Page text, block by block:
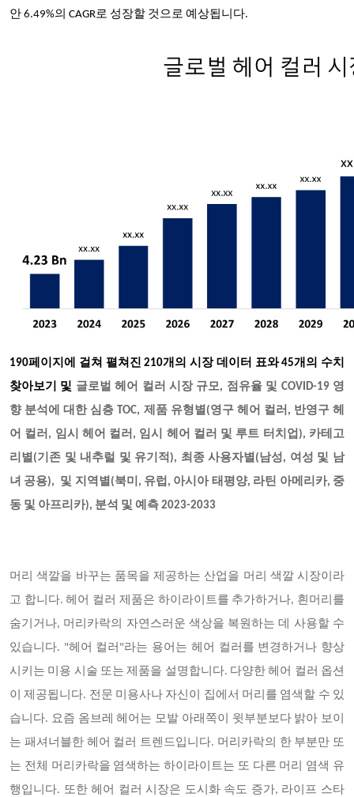
안 6.49%의 CAGR로 성장할 것으로 예상됩니다.
190페이지에 걸쳐 펼쳐진 210개의 시장 데이터 표와 45개의 수치
찾아보기 및 글로벌 헤어 컬러 시장 규모, 점유율 및 COVID-19 영
향 분석에 대한 심층 TOC, 제품 유형별(영구 헤어 컬러, 반영구 헤
어 컬러, 임시 헤어 컬러, 임시 헤어 컬러 및 루트 터치업), 카테고
리별(기존 및 내추럴 및 유기적), 최종 사용자별(남성, 여성 및 남
녀 공용), 및 지역별(북미, 유럽, 아시아 태평양, 라틴 아메리카, 중
동 및 아프리카), 분석 및 예측 2023-2033
머리 색깔을 바꾸는 품목을 제공하는 산업을 머리 색깔 시장이라
고 합니다. 헤어 컬러 제품은 하이라이트를 추가하거나, 흰머리를
숨기거나, 머리카락의 자연스러운 색상을 복원하는 데 사용할 수
있습니다. "헤어 컬러"라는 용어는 헤어 컬러를 변경하거나 향상
시키는 미용 시술 또는 제품을 설명합니다. 다양한 헤어 컬러 옵션
이 제공됩니다. 전문 미용사나 자신이 집에서 머리를 염색할 수 있
습니다. 요즘 옴브레 헤어는 모발 아래쪽이 윗부분보다 밝아 보이
는 패셔너블한 헤어 컬러 트렌드입니다. 머리카락의 한 부분만 또
는 전체 머리카락을 염색하는 하이라이트는 또 다른 머리 염색 유
행입니다. 또한 헤어 컬러 시장은 도시화 속도 증가, 라이프 스타